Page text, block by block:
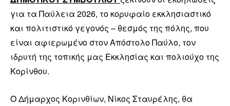
για τα Παύλεια 2026, το κορυφαίο εκκλησιαστικό
και πολιτιστικό γεγονός – θεσμός της πόλης, που
είναι αφιερωμένο στον Απόστολο Παύλο, τον
ιδρυτή της τοπικής μας Εκκλησίας και πολιούχο της
Κορίνθου.
Ο Δήμαρχος Κορινθίων, Νίκος Σταυρέλης, θα